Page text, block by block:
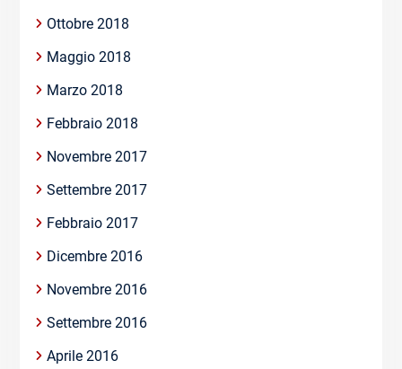
Ottobre 2018
Maggio 2018
Marzo 2018
Febbraio 2018
Novembre 2017
Settembre 2017
Febbraio 2017
Dicembre 2016
Novembre 2016
Settembre 2016
Aprile 2016